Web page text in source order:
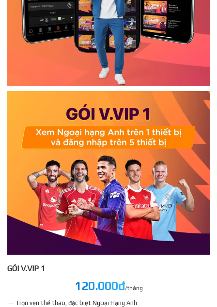
GÓI V.VIP 1
120.000đ/tháng
Trọn vẹn thể thao, đặc biệt Ngoại Hạng Anh